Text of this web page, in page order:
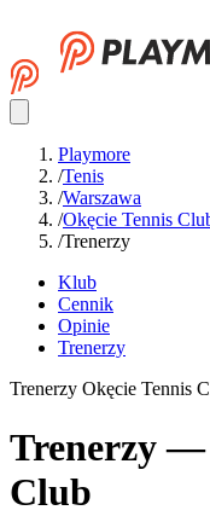
Playmore
/Tenis
/Warszawa
/Okęcie Tennis
/Trenerzy
Klub
Cennik
Opinie
Trenerzy
Trenerzy Okęcie Tennis
Trenerzy —
Club